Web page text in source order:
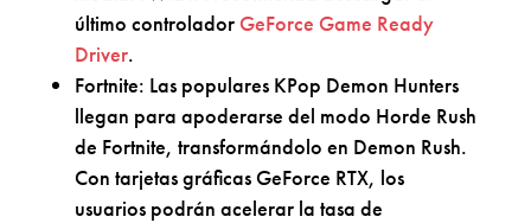
último controlador GeForce Game Ready
Driver.
Fortnite: Las populares KPop Demon Hunters
llegan para apoderarse del modo Horde Rush
de Fortnite, transformándolo en Demon Rush.
Con tarjetas gráficas GeForce RTX, los
usuarios podrán acelerar la tasa de